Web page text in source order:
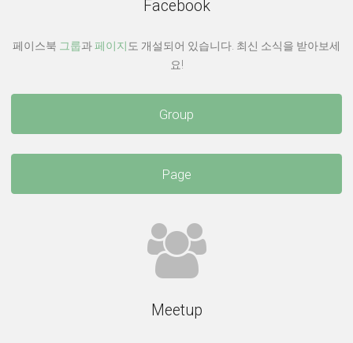
Facebook
페이스북 그룹과페이지 도 개설되어 있습니다. 최신 소식을 받아보세
요!
Group
Page
Meetup